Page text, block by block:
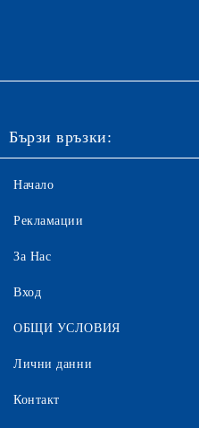
Бързи връзки:
Начало
Рекламации
За Нас
Вход
ОБЩИ УСЛОВИЯ
Лични данни
Контакт